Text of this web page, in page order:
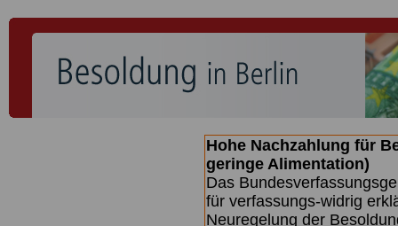
Hohe Nachzahlung für
geringe Alimentation)
Das
für verfassungs-widrig
Neuregelung der